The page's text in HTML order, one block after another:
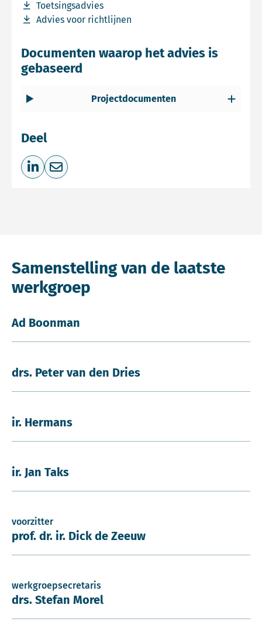
Toetsingsadvies
Download bestand Toetsingsadvies
Advies voor richtlijnen
Download bestand Advies voor richtlijnen
Documenten waarop het advies is
gebaseerd
Projectdocumenten
Deel
Deel op LinkedIn
Deel via e-mail
Samenstelling van de laatste
werkgroep
Ad Boonman
drs. Peter van den Dries
ir. Hermans
ir. Jan Taks
voorzitter
prof. dr. ir. Dick de Zeeuw
werkgroepsecretaris
drs. Stefan Morel